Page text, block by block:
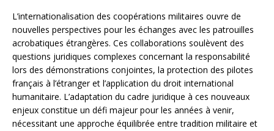
L’internationalisation des coopérations militaires ouvre de
nouvelles perspectives pour les échanges avec les patrouilles
acrobatiques étrangères. Ces collaborations soulèvent des
questions juridiques complexes concernant la responsabilité
lors des démonstrations conjointes, la protection des pilotes
français à l’étranger et l’application du droit international
humanitaire. L’adaptation du cadre juridique à ces nouveaux
enjeux constitue un défi majeur pour les années à venir,
nécessitant une approche équilibrée entre tradition militaire et